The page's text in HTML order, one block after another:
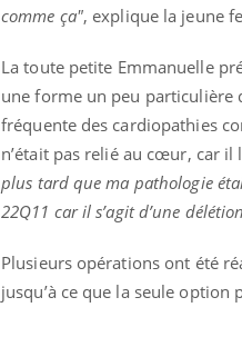
comme ça", explique la jeune
La toute petite Emmanuelle
une forme un peu particulière
fréquente des cardiopathies
n’était pas relié au cœur, car
plus tard que ma pathologie
22Q11 car il s’agit d’une
Plusieurs opérations ont été
jusqu’à ce que la seule